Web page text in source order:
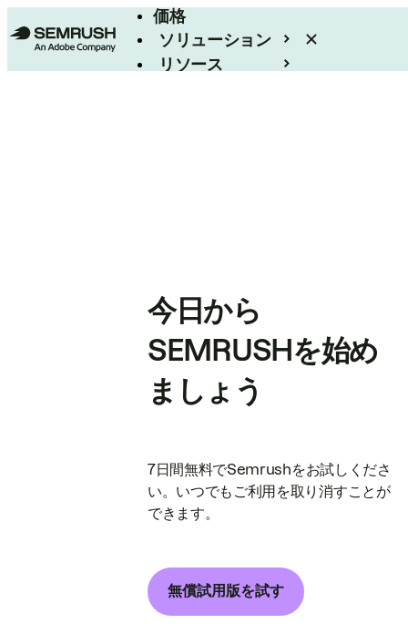
価格
ソリューション
リソース
今日から
SEMRUSHを始め
ましょう
7日間無料でSemrushをお試しくださ
い。いつでもご利用を取り消すことが
できます。
無償試用版を試す